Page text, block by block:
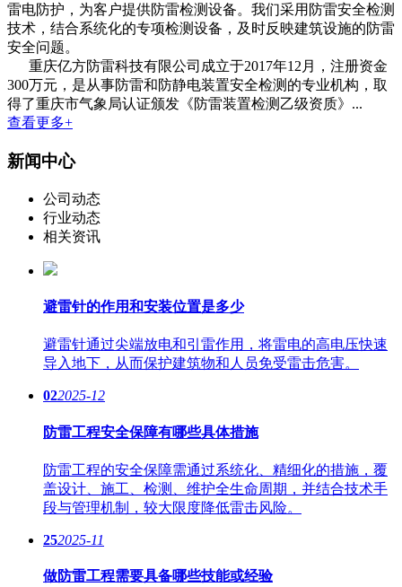
雷电防护，为客户提供防雷检测设备。我们采用防雷安全检测
技术，结合系统化的专项检测设备，及时反映建筑设施的防雷
安全问题。
重庆亿方防雷科技有限公司成立于2017年12月，注册资金
300万元，是从事防雷和防静电装置安全检测的专业机构，取
得了重庆市气象局认证颁发《防雷装置检测乙级资质》...
查看更多+
新闻中心
公司动态
行业动态
相关资讯
避雷针的作用和安装位置是多少
避雷针通过尖端放电和引雷作用，将雷电的高电压快速
导入地下，从而保护建筑物和人员免受雷击危害。
022025-12
防雷工程安全保障有哪些具体措施
防雷工程的安全保障需通过系统化、精细化的措施，覆
盖设计、施工、检测、维护全生命周期，并结合技术手
段与管理机制，较大限度降低雷击风险。
252025-11
做防雷工程需要具备哪些技能或经验